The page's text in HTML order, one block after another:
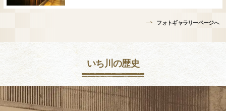
フォトギャラリーページへ
いち川の歴史